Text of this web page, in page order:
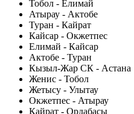
Тобол - Елимай
Атырау - Актобе
Туран - Кайрат
Кайсар - Окжетпес
Елимай - Кайсар
Актобе - Туран
Кызыл-Жар СК - Астана
Женис - Тобол
Жетысу - Улытау
Окжетпес - Атырау
Кайрат - Ордабасы